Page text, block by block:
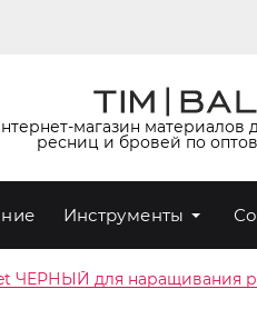
магазин материалов
ресниц и бровей по
Инструменты
ЧЁРНЫЙ для наращивания